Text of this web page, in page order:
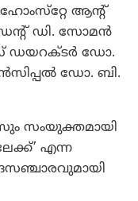
ആന്റ്
ഡി. സോമന്‍
ഡയറക്ടര്‍ ഡോ.
ഡോ. ബി.
സംയുക്തമായി
എന്ന